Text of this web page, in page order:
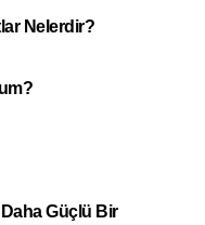
Nelerdir?
Güçlü Bir